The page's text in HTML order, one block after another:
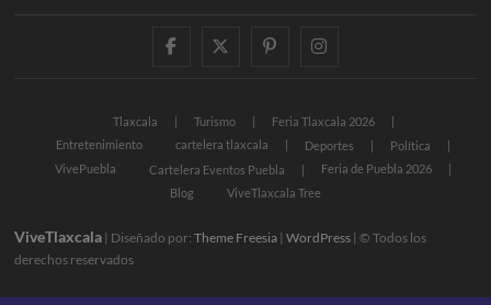
facebooktwitter
pinterestinstagram
Tlaxcala Turismo
Feria Tlaxcala 2026
Entretenimiento
cartelera tlaxcala Deportes
Política
VivePuebla
Cartelera Eventos Puebla
Feria de Puebla 2026
Blog
ViveTlaxcala Tree
ViveTlaxcala | Diseñado por:Theme Freesia |WordPress | © Todos los
derechos reservados